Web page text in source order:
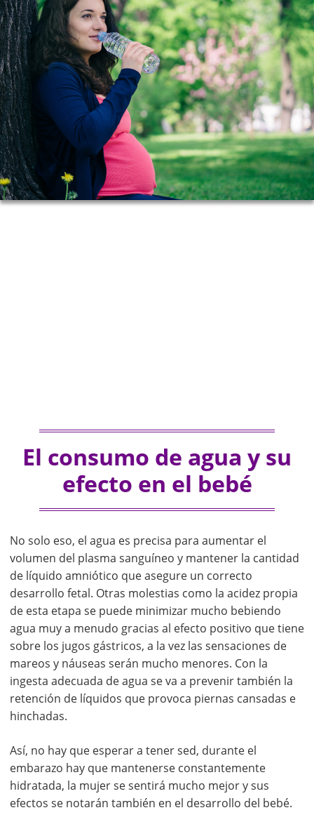
El consumo de agua y su
efecto en el bebé
No solo eso, el agua es precisa para aumentar el
volumen del plasma sanguíneo y mantener la cantidad
de líquido amniótico que asegure un correcto
desarrollo fetal. Otras molestias como la acidez propia
de esta etapa se puede minimizar mucho bebiendo
agua muy a menudo gracias al efecto positivo que tiene
sobre los jugos gástricos, a la vez las sensaciones de
mareos y náuseas serán mucho menores. Con la
ingesta adecuada de agua se va a prevenir también la
retención de líquidos que provoca piernas cansadas e
hinchadas.
Así, no hay que esperar a tener sed, durante el
embarazo hay que mantenerse constantemente
hidratada, la mujer se sentirá mucho mejor y sus
efectos se notarán también en el desarrollo del bebé.